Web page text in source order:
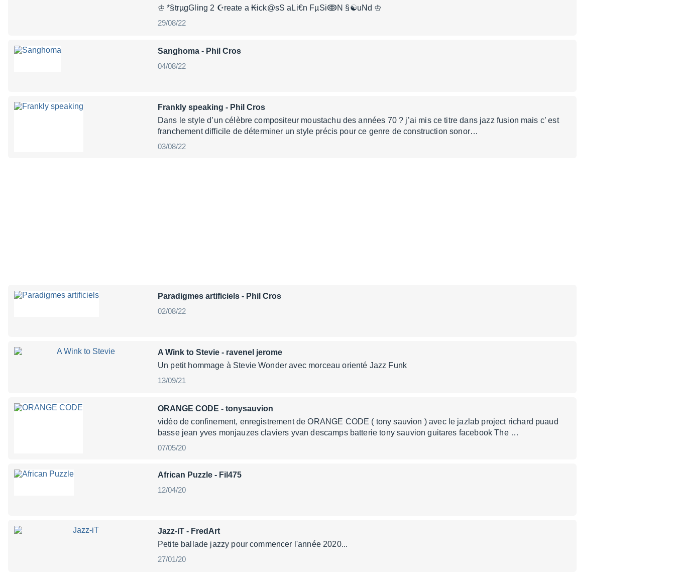
♔ *§trµgGling 2 ☪reate a ₭ick@sS aLi€n FµSiↂN §☯uNd ♔
29/08/22
Sanghoma - Phil Cros
04/08/22
Frankly speaking - Phil Cros
Dans le style d’un célèbre compositeur moustachu des années 70 ? j’ai mis ce titre dans jazz fusion mais c’ est
franchement difficile de déterminer un style précis pour ce genre de construction sonor…
03/08/22
Paradigmes artificiels - Phil Cros
02/08/22
A Wink to Stevie - ravenel jerome
Un petit hommage à Stevie Wonder avec morceau orienté Jazz Funk
13/09/21
ORANGE CODE - tonysauvion
vidéo de confinement, enregistrement de ORANGE CODE ( tony sauvion ) avec le jazlab project richard puaud
basse jean yves monjauzes claviers yvan descamps batterie tony sauvion guitares facebook The …
07/05/20
African Puzzle - Fil475
12/04/20
Jazz-iT - FredArt
Petite ballade jazzy pour commencer l'année 2020...
27/01/20